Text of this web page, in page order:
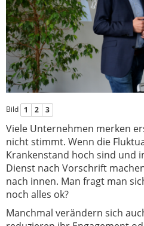
Bild 1 2 3
Viele Unternehmen merken
nicht stimmt. Wenn die
Krankenstand hoch sind und
Dienst nach Vorschrift
nach innen. Man fragt man
noch alles ok?
Manchmal verändern sich